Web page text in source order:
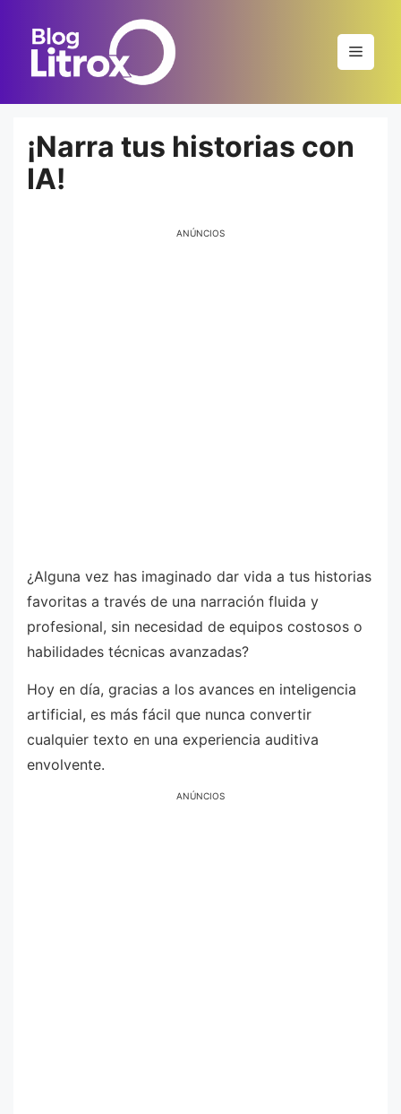
contenido
Menú
¡Narra tus historias con
IA!
ANÚNCIOS
¿Alguna vez has imaginado dar vida a tus historias
favoritas a través de una narración fluida y
profesional, sin necesidad de equipos costosos o
habilidades técnicas avanzadas?
Hoy en día, gracias a los avances en inteligencia
artificial, es más fácil que nunca convertir
cualquier texto en una experiencia auditiva
envolvente.
ANÚNCIOS